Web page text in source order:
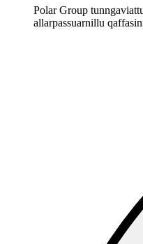
Polar Group
allarpassuarnillu